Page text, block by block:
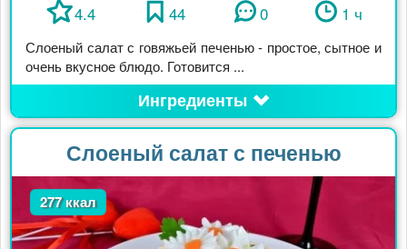
4.4 44 0 1 ч
Слоеный салат с говяжьей печенью - простое, сытное и
очень вкусное блюдо. Готовится ...
Ингредиенты
Слоеный салат с печенью
277 ккал